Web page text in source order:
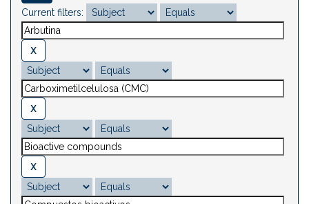
Current filters: